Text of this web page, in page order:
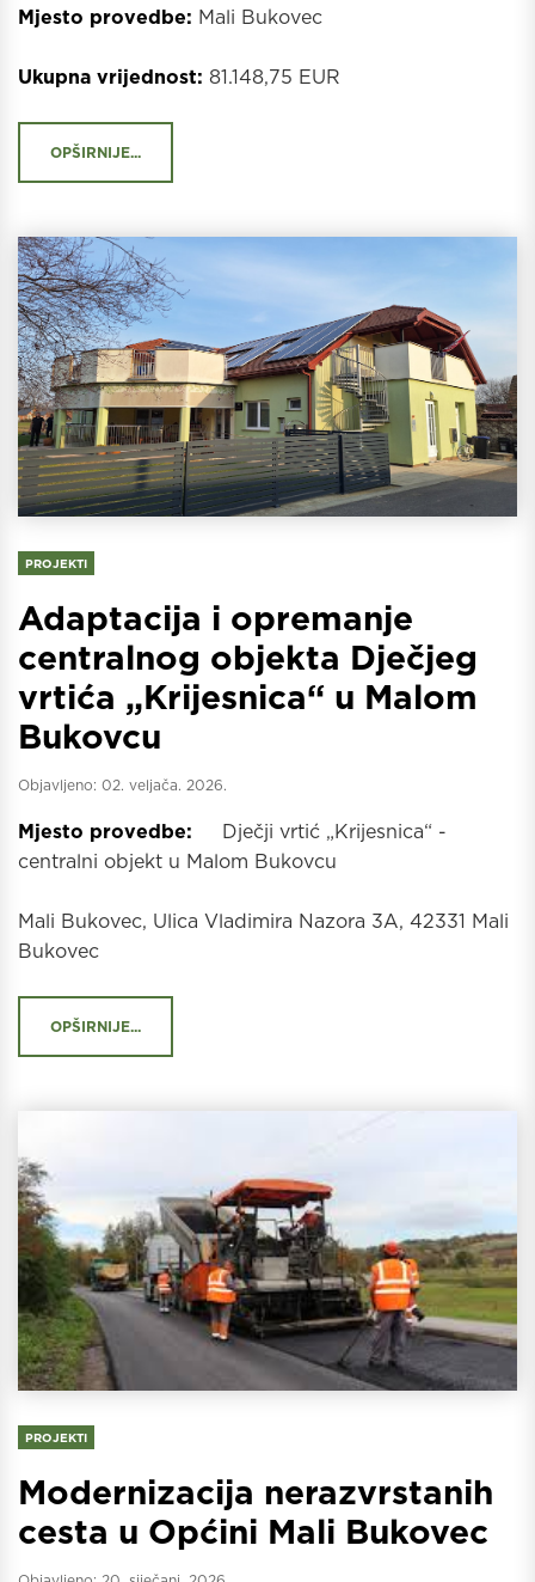
Mjesto provedbe: Mali Bukovec
Ukupna vrijednost: 81.148,75 EUR
OPŠIRNIJE...
PROJEKTI
Adaptacija i opremanje
centralnog objekta Dječjeg
vrtića „Krijesnica“ u Malom
Bukovcu
Objavljeno: 02. veljača. 2026.
Mjesto provedbe: Dječji vrtić „Krijesnica“ -
centralni objekt u Malom Bukovcu
Mali Bukovec, Ulica Vladimira Nazora 3A, 42331 Mali
Bukovec
OPŠIRNIJE...
PROJEKTI
Modernizacija nerazvrstanih
cesta u Općini Mali Bukovec